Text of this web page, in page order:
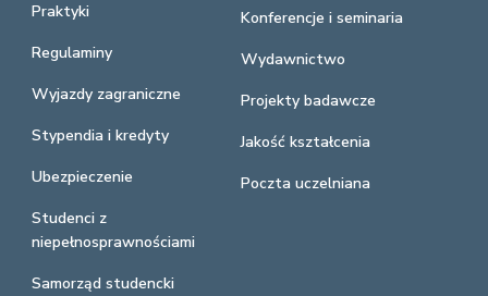
Praktyki
Regulaminy
Wyjazdy zagraniczne
Stypendia i kredyty
Ubezpieczenie
Studenci z
niepełnosprawnościami
Samorząd studencki
Konferencje i seminaria
Wydawnictwo
Projekty badawcze
Jakość kształcenia
Poczta uczelniana